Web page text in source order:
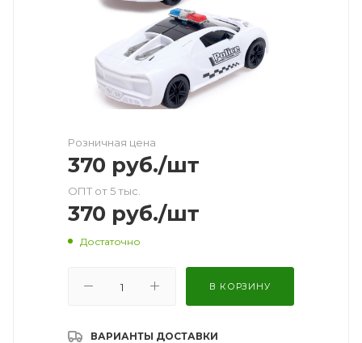
Розничная цена
370 руб./шт
ОПТ от 5 тыс.
370 руб./шт
Достаточно
В КОРЗИНУ
ВАРИАНТЫ ДОСТАВКИ